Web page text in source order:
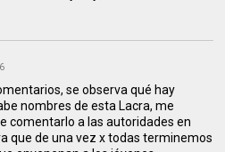
se observa qué hay
nombres de esta Lacra, me
comentarlo a las autoridades en
que de una vez x todas terminemos